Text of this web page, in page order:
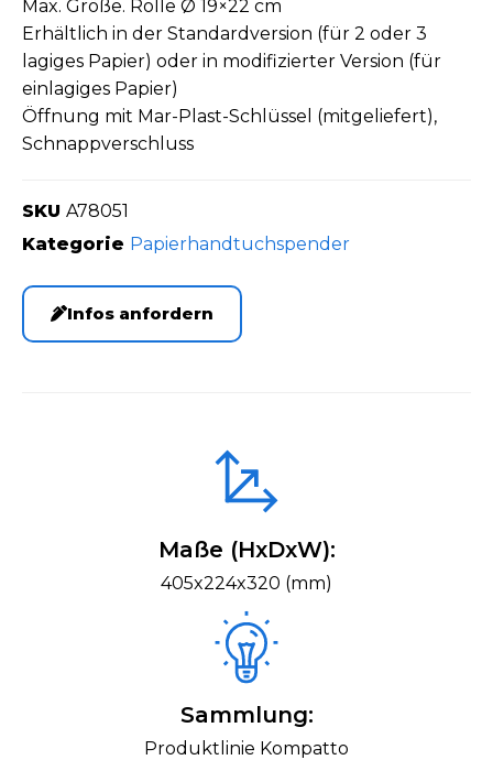
Max. Größe. Rolle Ø 19×22 cm
Erhältlich in der Standardversion (für 2 oder 3
lagiges Papier) oder in modifizierter Version (für
einlagiges Papier)
Öffnung mit Mar-Plast-Schlüssel (mitgeliefert),
Schnappverschluss
SKU A78051
Kategorie Papierhandtuchspender
Infos anfordern
Maße (HxDxW):
405x224x320 (mm)
Sammlung:
Produktlinie Kompatto